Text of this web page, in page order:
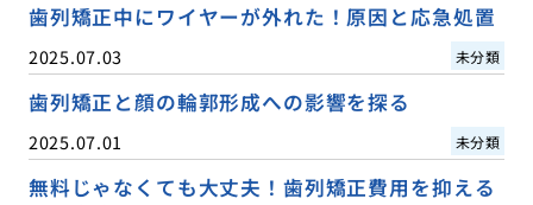
歯列矯正中にワイヤーが外れた！原因と応急処置
2025.07.03 未分類
歯列矯正と顔の輪郭形成への影響を探る
2025.07.01 未分類
無料じゃなくても大丈夫！歯列矯正費用を抑える